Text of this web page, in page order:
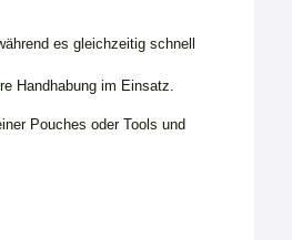
es gleichzeitig schnell
Handhabung im Einsatz.
Pouches oder Tools und